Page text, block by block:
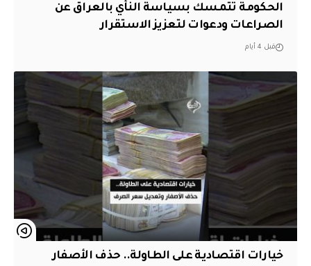
الحكومة تتمسك بسياسة النأي بالعراق عن
الصراعات ودعوات لتعزيز الاستقرار
قبل 4 أيام
خيارات اقتصادية على الطاولة.. حذف الأصفار